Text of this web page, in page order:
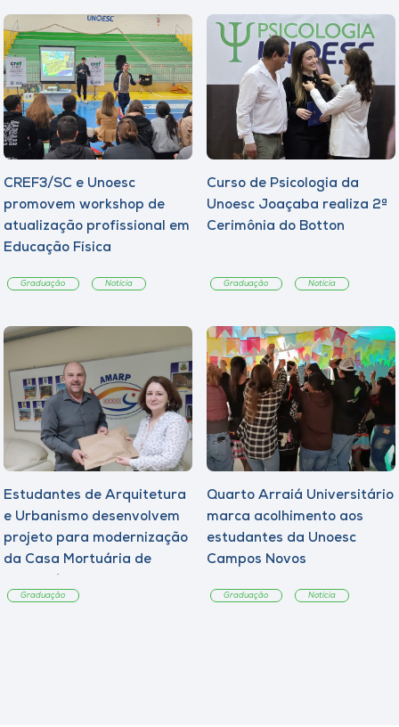
CREF3/SC e Unoesc
promovem workshop de
atualização profissional em
Educação Física
Graduação Notícia
Curso de Psicologia da
Unoesc Joaçaba realiza 2ª
Cerimônia do Botton
Graduação Notícia
Estudantes de Arquitetura
e Urbanismo desenvolvem
projeto para modernização
da Casa Mortuária de
Graduação
Quarto Arraiá Universitário
marca acolhimento aos
estudantes da Unoesc
Campos Novos
Graduação Notícia